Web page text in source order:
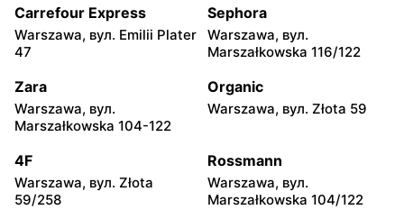
Mokotowska 1
Marszałkowska 126/134
Rossmann Rossmann
Rossmann
Warszawa, вул.
Rossmann
Rossmann
Warszawa, вул. Stawki 2 a
Rossmann
Warszawa, вул. Grójecka
Carrefour Express
Warszawa, вул. Emilii Plater
47
Sephora
Warszawa, вул.
Marszałkowska 116/122
Zara
Warszawa, вул.
Marszałkowska 104-122
Organic
Warszawa, вул. Złota 59
4F
Warszawa, вул. Złota
59/258
Rossmann
Warszawa, вул.
Marszałkowska 104/122